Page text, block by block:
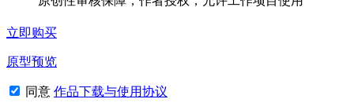
立即购买
原型预览
同意 作品下载与使用协议